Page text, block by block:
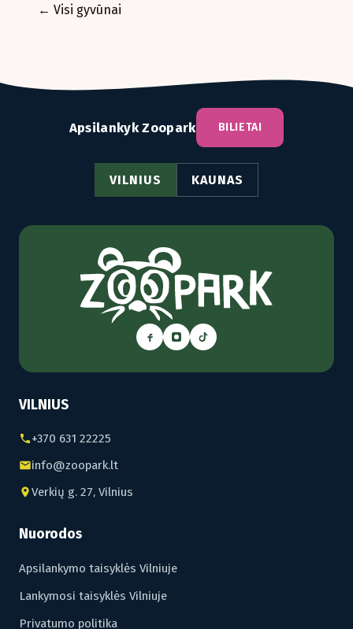
← Visi gyvūnai
Apsilankyk Zoopark BILIETAI
VILNIUS KAUNAS
VILNIUS
+370 631 22225
info@zoopark.lt
Verkių g. 27, Vilnius
Nuorodos
Apsilankymo taisyklės Vilniuje
Lankymosi taisyklės Vilniuje
Privatumo politika